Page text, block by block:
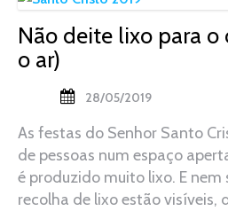
Não deite lixo para o
o ar)
28/05/2019
As festas do Senhor Santo
de pessoas num espaço
é produzido muito lixo. E
recolha de lixo estão visíveis,